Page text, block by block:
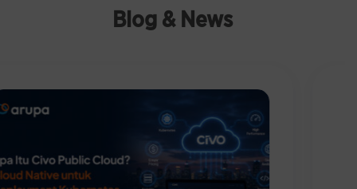
Blog & News